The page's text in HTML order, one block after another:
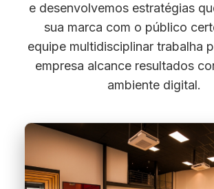
e desenvolvemos estratégias
sua marca com o público
equipe multidisciplinar trabalha
empresa alcance resultados
ambiente digital.